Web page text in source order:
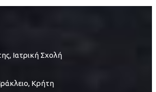
Ιατρική Σχολή
Κρήτη